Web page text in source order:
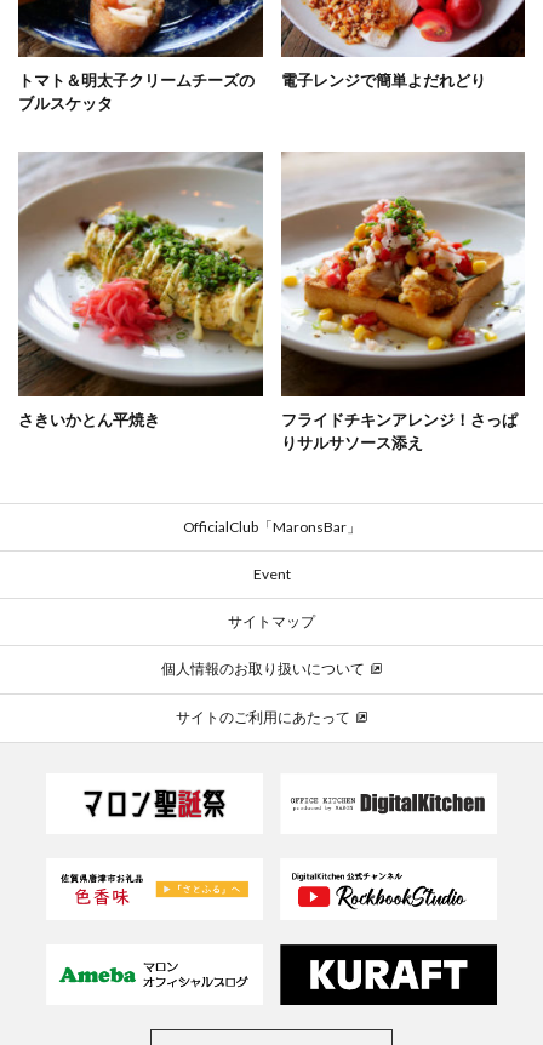
トマト＆明太子クリームチーズの
ブルスケッタ
電子レンジで簡単よだれどり
さきいかとん平焼き
フライドチキンアレンジ！さっぱ
りサルサソース添え
OfficialClub「MaronsBar」
Event
サイトマップ
個人情報のお取り扱いについて
サイトのご利用にあたって